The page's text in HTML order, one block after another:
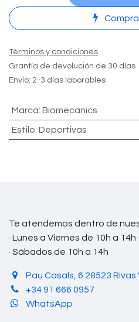
Términos y condiciones
Grantía de devolución de 30 días
Envío: 2-3 días laborables
Marca: Biomecanics
Estilo: Deportivas
Te atendemos dentro de
· Lunes a Viernes de 10h a 14h
· Sábados de 10h a 14h
Pau Casals, 6 28523
+34 91 666 0957
WhatsApp